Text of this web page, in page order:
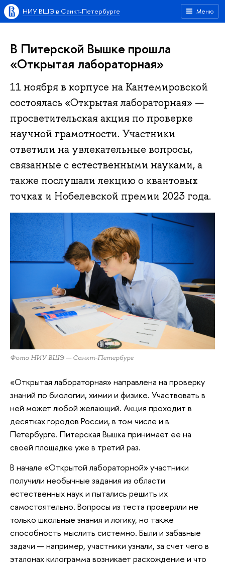
Меню
НИУ ВШЭ в Санкт-Петербурге
В Питерской Вышке прошла
«Открытая лабораторная»
11 ноября в корпусе на Кантемировской
состоялась «Открытая лабораторная» —
просветительская акция по проверке
научной грамотности. Участники
ответили на увлекательные вопросы,
связанные с естественными науками, а
также послушали лекцию о квантовых
точках и Нобелевской премии 2023 года.
Фото НИУ ВШЭ — Санкт-Петербург
«Открытая лабораторная» направлена на проверку
знаний по биологии, химии и физике. Участвовать в
ней может любой желающий. Акция проходит в
десятках городов России, в том числе и в
Петербурге. Питерская Вышка принимает ее на
своей площадке уже в третий раз.
В начале «Открытой лабораторной» участники
получили необычные задания из области
естественных наук и пытались решить их
самостоятельно. Вопросы из теста проверяли не
только школьные знания и логику, но также
способность мыслить системно. Были и забавные
задачи — например, участники узнали, за счет чего в
эталонах килограмма возникает расхождение и что